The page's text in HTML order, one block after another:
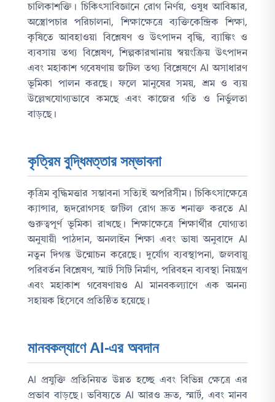
চালিকাশক্তি। চিকিৎসাবিজ্ঞানে রোগ নির্ণয়, ওষুধ আবিষ্কার,
অস্ত্রোপচার পরিচালনা, শিক্ষাক্ষেত্রে ব্যক্তিকেন্দ্রিক শিক্ষা,
কৃষিতে আবহাওয়া বিশ্লেষণ ও উৎপাদন বৃদ্ধি, ব্যাঙ্কিং ও
ব্যবসায় তথ্য বিশ্লেষণ, শিল্পকারখানায় স্বয়ংক্রিয় উৎপাদন
এবং মহাকাশ গবেষণায় জটিল তথ্য বিশ্লেষণে AI অসাধারণ
ভূমিকা পালন করছে। ফলে মানুষের সময়, শ্রম ও ব্যয়
উল্লেখযোগ্যভাবে কমছে এবং কাজের গতি ও নির্ভুলতা
বাড়ছে।
কৃত্রিম বুদ্ধিমত্তার সম্ভাবনা
কৃত্রিম বুদ্ধিমত্তার সম্ভাবনা সত্যিই অপরিসীম। চিকিৎসাক্ষেত্রে
ক্যান্সার, হৃদরোগসহ জটিল রোগ দ্রুত শনাক্ত করতে AI
গুরুত্বপূর্ণ ভূমিকা রাখছে। শিক্ষাক্ষেত্রে শিক্ষার্থীর যোগ্যতা
অনুযায়ী পাঠদান, অনলাইন শিক্ষা এবং ভাষা অনুবাদে AI
নতুন দিগন্ত উন্মোচন করেছে। দুর্যোগ ব্যবস্থাপনা, জলবায়ু
পরিবর্তন বিশ্লেষণ, স্মার্ট সিটি নির্মাণ, পরিবহন ব্যবস্থা নিয়ন্ত্রণ
এবং মহাকাশ গবেষণায়ও AI মানবকল্যাণে এক অনন্য
সহায়ক হিসেবে প্রতিষ্ঠিত হয়েছে।
মানবকল্যাণে AI-এর অবদান
AI প্রযুক্তি প্রতিনিয়ত উন্নত হচ্ছে এবং বিভিন্ন ক্ষেত্রে এর
প্রভাব বাড়ছে। ভবিষ্যতে AI আরও দ্রুত, স্মার্ট, এবং মানব